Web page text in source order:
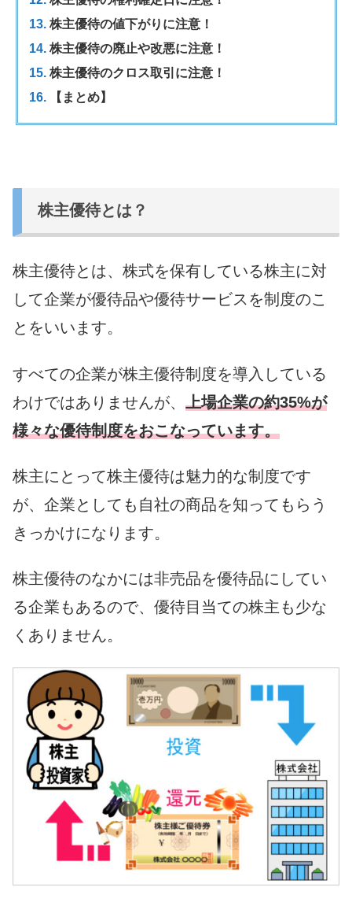
株主優待の値下がりに注意！
株主優待の廃止や改悪に注意！
株主優待のクロス取引に注意！
【まとめ】
株主優待とは？
株主優待とは、株式を保有している株主に対
して企業が優待品や優待サービスを制度のこ
とをいいます。
すべての企業が株主優待制度を導入している
わけではありませんが、 上場企業の約35%が
様々な優待制度をおこなっています。
株主にとって株主優待は魅力的な制度です
が、企業としても自社の商品を知ってもらう
きっかけになります。
株主優待のなかには非売品を優待品にしてい
る企業もあるので、優待目当ての株主も少な
くありません。